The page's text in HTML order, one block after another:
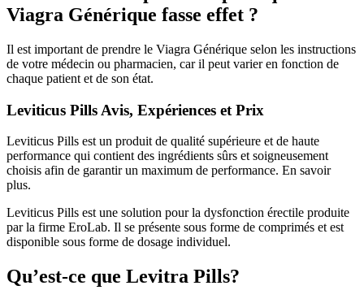
Viagra Générique fasse effet ?
Il est important de prendre le Viagra Générique selon les instructions
de votre médecin ou pharmacien, car il peut varier en fonction de
chaque patient et de son état.
Leviticus Pills Avis, Expériences et Prix
Leviticus Pills est un produit de qualité supérieure et de haute
performance qui contient des ingrédients sûrs et soigneusement
choisis afin de garantir un maximum de performance. En savoir
plus.
Leviticus Pills est une solution pour la dysfonction érectile produite
par la firme EroLab. Il se présente sous forme de comprimés et est
disponible sous forme de dosage individuel.
Qu’est-ce que Levitra Pills?